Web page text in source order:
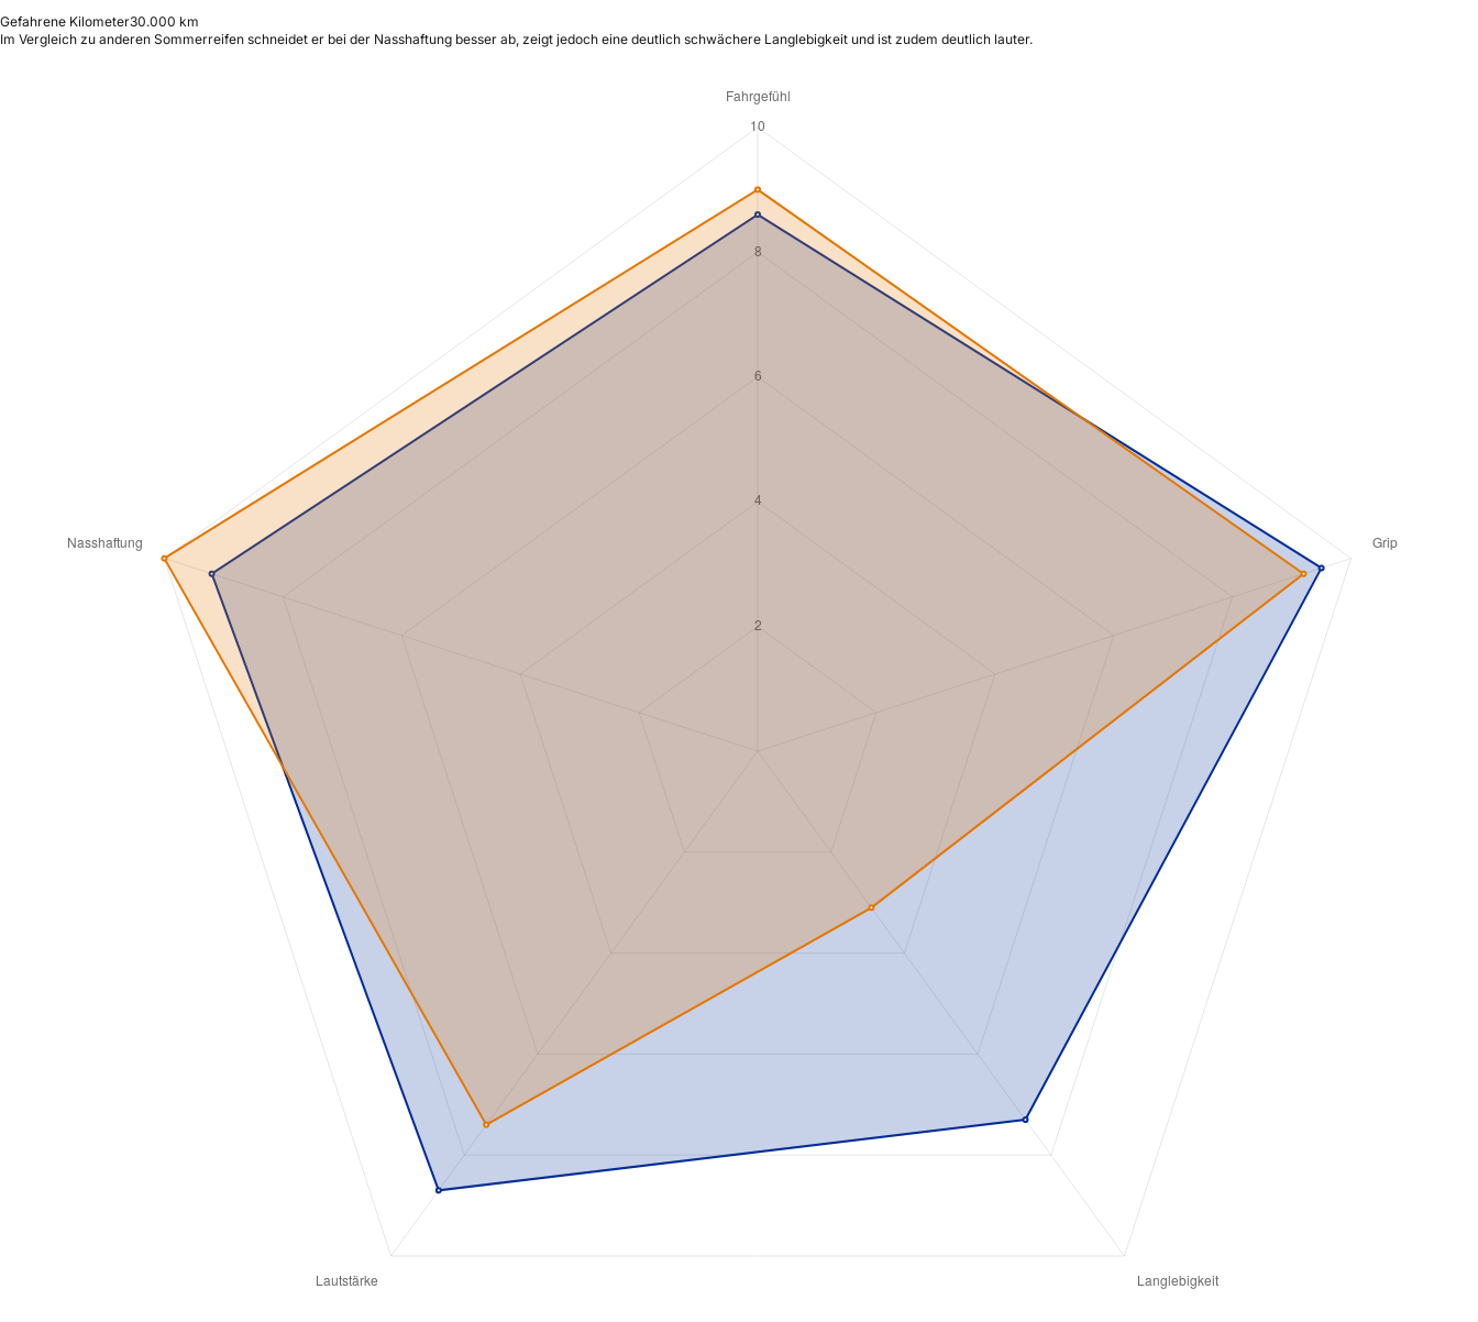
Gefahrene Kilometer30.000 km
Im Vergleich zu anderen Sommerreifen schneidet er bei der Nasshaftung besser ab, zeigt jedoch eine deutlich schwächere Langlebigkeit und ist zudem deutlich lauter.